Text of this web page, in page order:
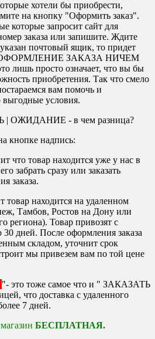
хотели бы приобрести,
на кнопку "Оформить заказ".
которые запросит сайт для
заказа или запишите. Ждите
почтовый ящик, то придет
ОФОРМЛЕНИЕ ЗАКАЗА НИЧЕМ
просто означает, что вы бы
приобретения. Так что смело
вам помочь и
условия.
ОЖИДАНИЕ - в чем разница?
кнопке надпись:
что товар находится уже у нас в
сразу или заказать
заказа.
товар находится на удаленном
Тамбов, Ростов на Дону или
региона). Товар привозят с
30 дней. После оформления заказа
складом, уточнит срок
мы привезем вам по той цене
"- это тоже самое что и " ЗАКАЗАТЬ
что доставка с удаленного
7 дней.
БЕСПЛАТНАЯ.